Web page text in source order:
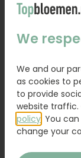
We
We and our
as cookies to
to provide
website traffic.
policy . You
change your